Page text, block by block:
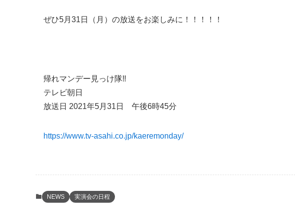
ぜひ5月 31 日（月）の放送をお楽しみに！！！！！
帰れマンデー見っけ隊‼
テレビ朝日
放送日 2021年5月31日 午後6時45分
https://www.tv-asahi.co.jp/kaeremonday/
NEWS 実演会の日程